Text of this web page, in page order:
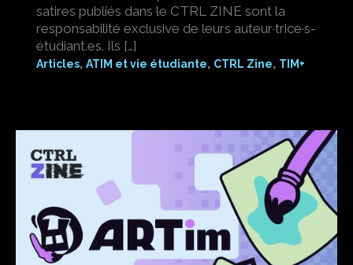
satires publiés dans le CTRL ZINE sont la
responsabilité exclusive de leurs auteur·trice·s-
étudiant.es. Ils […]
Articles, ATIM et vie étudiante, CTRL Zine, TIM+